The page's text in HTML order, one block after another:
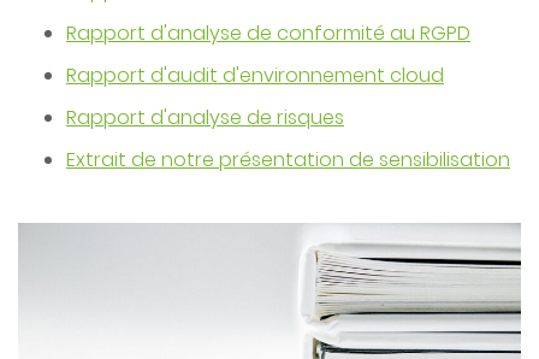
Rapport d'analyse de conformité au RGPD
Rapport d'audit d'environnement cloud
Rapport d'analyse de risques
Extrait de notre présentation de sensibilisation